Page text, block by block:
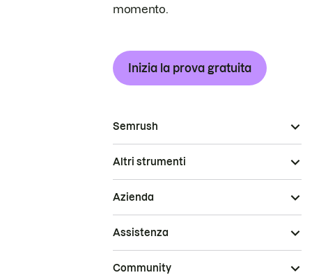
momento.
Inizia la prova gratuita
Semrush
Altri strumenti
Azienda
Assistenza
Community